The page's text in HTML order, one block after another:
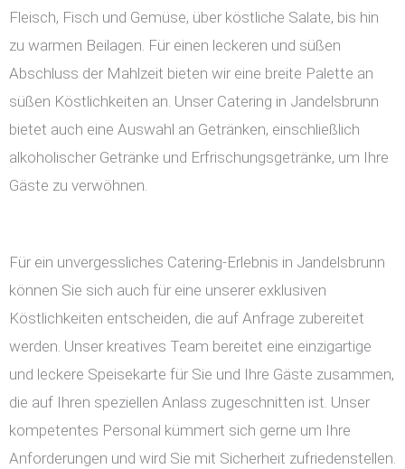
Fleisch, Fisch und Gemüse, über köstliche Salate, bis hin
zu warmen Beilagen. Für einen leckeren und süßen
Abschluss der Mahlzeit bieten wir eine breite Palette an
süßen Köstlichkeiten an. Unser Catering in Jandelsbrunn
bietet auch eine Auswahl an Getränken, einschließlich
alkoholischer Getränke und Erfrischungsgetränke, um Ihre
Gäste zu verwöhnen.
Für ein unvergessliches Catering-Erlebnis in Jandelsbrunn
können Sie sich auch für eine unserer exklusiven
Köstlichkeiten entscheiden, die auf Anfrage zubereitet
werden. Unser kreatives Team bereitet eine einzigartige
und leckere Speisekarte für Sie und Ihre Gäste zusammen,
die auf Ihren speziellen Anlass zugeschnitten ist. Unser
kompetentes Personal kümmert sich gerne um Ihre
Anforderungen und wird Sie mit Sicherheit zufriedenstellen.